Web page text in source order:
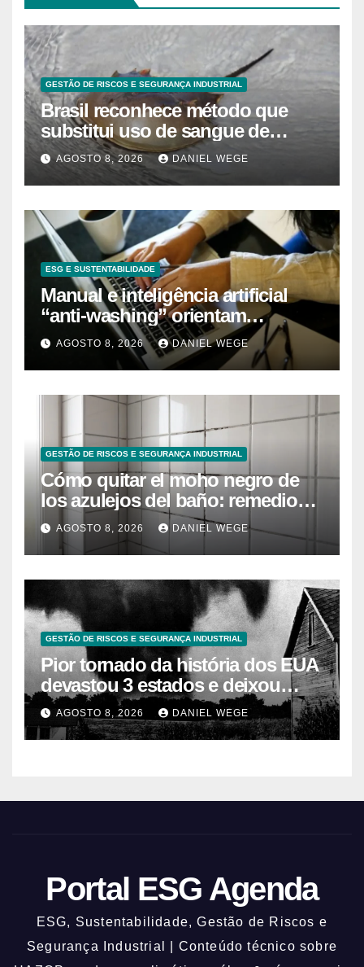
GESTÃO DE RISCOS E SEGURANÇA INDUSTRIAL
Brasil reconhece método que
substitui uso de sangue de
caranguejo-ferradura em testes
farmacêuticos
AGOSTO 8, 2026 DANIEL WEGE
ESG E SUSTENTABILIDADE
Manual e inteligência artificial
“anti-washing” orientam
empresas
AGOSTO 8, 2026 DANIEL WEGE
GESTÃO DE RISCOS E SEGURANÇA INDUSTRIAL
Cómo quitar el moho negro de
los azulejos del baño: remedios
caseros efectivos
AGOSTO 8, 2026 DANIEL WEGE
GESTÃO DE RISCOS E SEGURANÇA INDUSTRIAL
Pior tornado da história dos EUA
devastou 3 estados e deixou
centenas de mortos
AGOSTO 8, 2026 DANIEL WEGE
Portal ESG Agenda
ESG, Sustentabilidade, Gestão de Riscos e
Segurança Industrial | Conteúdo técnico sobre